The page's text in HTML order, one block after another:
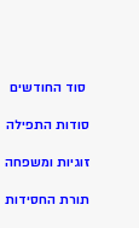
סוד החודשים
סודות התפילה
זוגיות ומשפחה
תורת החסידות